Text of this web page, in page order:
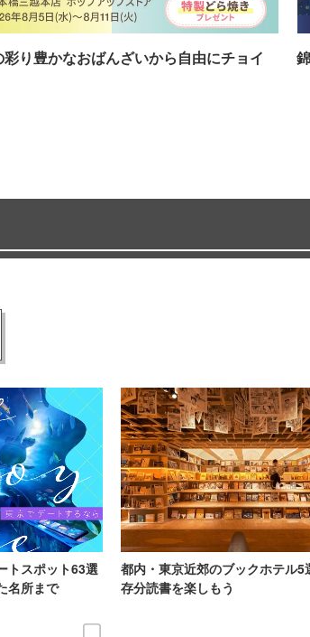
彩り豊かなおばんざいから自由にチョイ
トスポット63選
名所まで
都内・東京近郊のブックホテル5
存分読書を楽しもう